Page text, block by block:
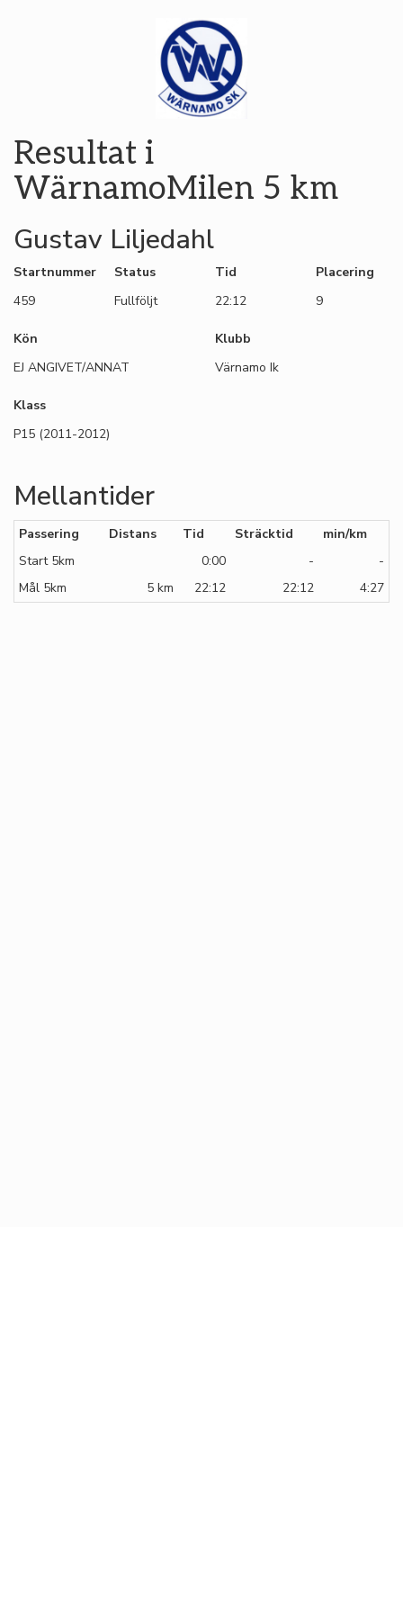
Resultat i
WärnamoMilen 5 km
Gustav Liljedahl
Startnummer
459
Status
Fullföljt
Tid
22:12
Placering
9
Kön
EJ ANGIVET/ANNAT
Klubb
Värnamo Ik
Klass
P15 (2011-2012)
Mellantider
Passering Distans Tid Sträcktid
min/km
Start 5km
0:00 -
-
Mål 5km
5 km 22:12 22:12 4:27